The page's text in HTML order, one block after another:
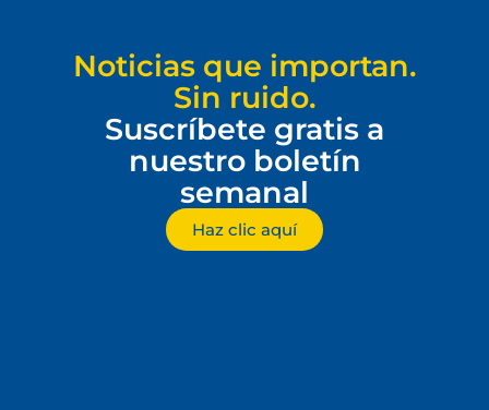
Noticias que importan.
Sin ruido.
Suscríbete gratis a
nuestro boletín
semanal
Haz clic aquí